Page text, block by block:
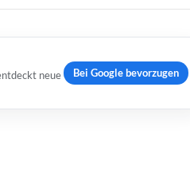
neue
Bei Google bevorzugen